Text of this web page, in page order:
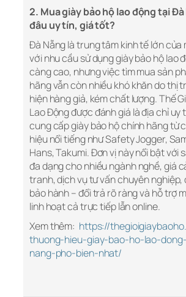
2. Mua giày bảo hộ lao động tại Đà
đâu uy tín, giá tốt?
Đà Nẵng là trung tâm kinh tế lớn của
với nhu cầu sử dụng giày bảo hộ lao
càng cao, nhưng việc tìm mua sản
hãng vẫn còn nhiều khó khăn do thị
hiện hàng giả, kém chất lượng. Thế
Lao Động được đánh giá là địa chỉ uy
cung cấp giày bảo hộ chính hãng từ
hiệu nổi tiếng như Safety Jogger,
Hans, Takumi. Đơn vị này nổi bật với
đa dạng cho nhiều ngành nghề, giá
tranh, dịch vụ tư vấn chuyên nghiệp,
bảo hành – đổi trả rõ ràng và hỗ trợ
linh hoạt cả trực tiếp lẫn online.
Xem thêm: https://
thuong-hieu-giay-bao-ho-lao-
nang-pho-bien-nhat/